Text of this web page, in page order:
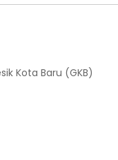
Kota Baru (GKB)